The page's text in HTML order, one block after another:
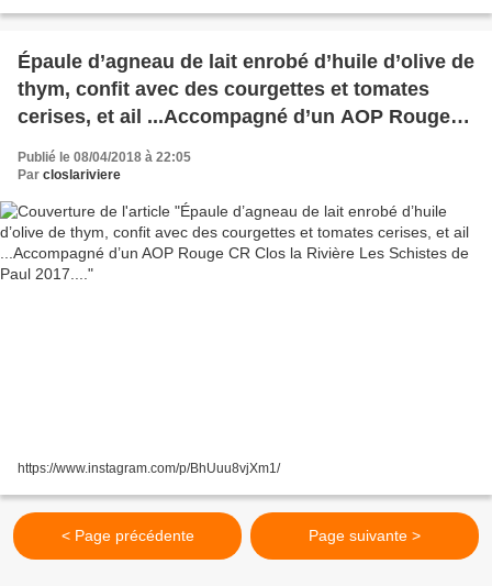
Épaule d’agneau de lait enrobé d’huile d’olive de
thym, confit avec des courgettes et tomates
cerises, et ail ...Accompagné d’un AOP Rouge
Publié le 08/04/2018 à 22:05
Par closlariviere
https://www.instagram.com/p/BhUuu8vjXm1/
< Page précédente Page suivante >